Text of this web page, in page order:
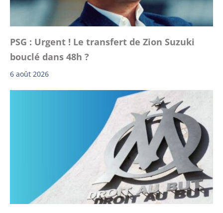
PSG : Urgent ! Le transfert de Zion Suzuki
bouclé dans 48h ?
6 août 2026